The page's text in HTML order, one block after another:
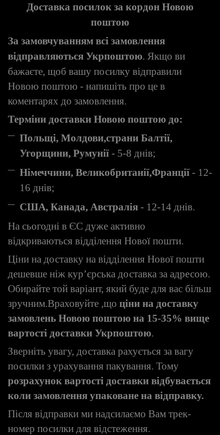
Доставка посилок за кордон Новою
поштою
За замовчуванням всі замовлення
відправляються Укрпоштою. Якщо ви
бажаєте, щоб вашу посилку відправили
Новою поштою - напишіть про це в
коментарях до замовлення.
Терміни доставки Новою поштою до:
Польщі, Молдови,страни Балтії,
Угорщини, Румунії - 5-8 днів;
Німеччини, Великобританії,Франції - 12-
16 днів;
США, Канада, Австралія - 12-14 днів.
На сьогодні в ЄС дуже активно
відкриваються відділення Нової пошти.
Ціни на доставку на відділення Нової пошти
дешевше ніж кур’єрська доставка за адресою.
Обирайте той варіант, який буде для вас більш
зручним.Враховуйте ,що ціни на доставку
замовлень Новою поштою на 15-35% вище
вартості доставки Укрпоштою.
Зверніть увагу, доставка рахується за вагу
посилки з урахування пакування. Тому
розрахунок вартості доставки відбувається
коли замовлення упаковане на відправку.
Після відправки ми надсилаємо Вам трек-
номер посилки для відстеження.